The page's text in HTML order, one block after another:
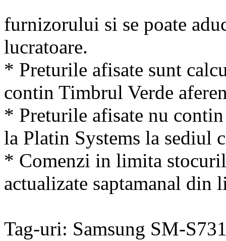
furnizorului si se poate
lucratoare.
* Preturile afisate sunt
contin Timbrul Verde
* Preturile afisate nu
la Platin Systems la sediul
* Comenzi in limita
actualizate saptamanal
Tag-uri: Samsung SM-